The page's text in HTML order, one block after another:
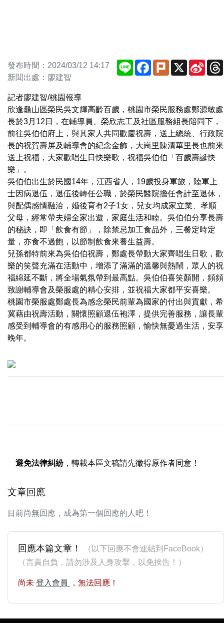
發布時間：2024/03/12 14:17
新聞出處：廖建智
Line Facebook
Plurk X
Sina
記者廖建智/桃園報導
欣逢龜山區榮民吳文輝高齡百歲，桃園市榮民服務處鄭源敏處
長於3月12日，在輔導員、榮欣志工及社區服務組長陪同下，
前往吳伯伯府上，與其家人共同歡慶祝壽，送上總統、行政院
長的祝賀壽屏及輔導會的紀念金飾，大崗里陳清華里長也前來
送上祝福，大家歡唱生日快樂歌，祝福吳伯伯「百歲壽誕快
樂」。
吳伯伯出生於民國14年，江西省人，19歲投身軍旅，陸軍上
士因病退伍，退伍後轉任公職，於榮民醫院擔任會計至退休，
與配偶感情融洽，婚後育有2子1女，兒女均成家立業、孝順
父母，經常帶夫婦全家出遊，家庭生活和睦。吳伯伯分享長壽
的秘訣，即「飲食有節」，除禁忌加工食品外，三餐定時定
量，亦食不過飽，以節制飲食來養生益壽。
兒孫都特前來為吳伯伯祝壽，鄭處長帶動大家齊唱生日歌，歡
樂的笑聲充滿在活動中，增添了滿滿的溫馨與熱鬧，眾人的祝
福綿延不斷，將全場氣氛帶到最高點。吳伯伯喜笑顏開，頻頻
致謝輔導會及榮服處的精心安排，並祝福大家都平安喜樂。
桃園市榮服處鄭處長為感念榮民前輩為國家的付出與貢獻，希
冀藉由祝壽活動，關懷照顧退伍袍澤，提供完善服務，讓長輩
感受到輔導會的有感用心的服務照顧，愉快無憂過生活，安享
晚年。
避免法律糾紛，轉載本區文稿請先徵得原作者同意！
文章回應
目前尚無回應，成為第一個回應的人吧！
回應本篇文章！
（以下回應不會連結到FaceBook）
（言責自負，請勿涉及人身攻擊，以免挨告！）
尚未 登入會員 ，無法回應！